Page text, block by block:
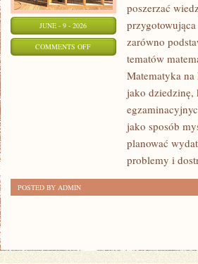
JUNE - 9 - 2026
COMMENTS OFFON
PODSTAWY
MATEMATYKI
poszerzać
zarówno
tematów
Matematyka
jako dziedzinę,
jako sposób
planować
problemy i
POSTED BY ADMIN